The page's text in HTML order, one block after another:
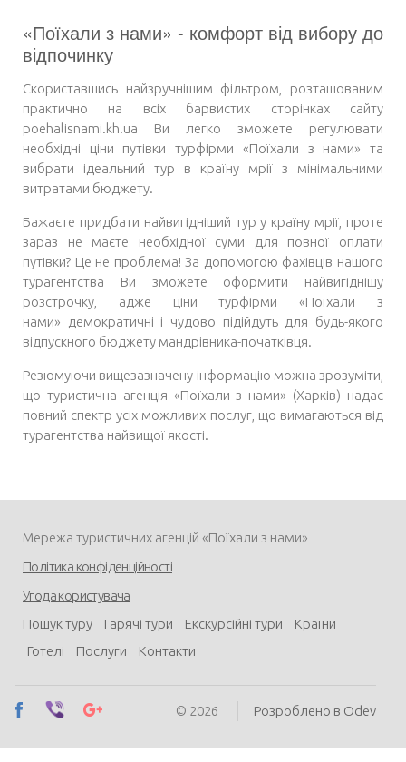
«Поїхали з нами» - комфорт від вибору до
відпочинку
Скориставшись найзручнішим фільтром, розташованим
практично на всіх барвистих сторінках сайту
poehalisnami.kh.ua Ви легко зможете регулювати
необхідні ціни путівки турфірми «Поїхали з нами» та
вибрати ідеальний тур в країну мрії з мінімальними
витратами бюджету.
Бажаєте придбати найвигідніший тур у країну мрії, проте
зараз не маєте необхідної суми для повної оплати
путівки? Це не проблема! За допомогою фахівців нашого
турагентства Ви зможете оформити найвигіднішу
розстрочку, адже ціни турфірми «Поїхали з
нами» демократичні і чудово підійдуть для будь-якого
відпускного бюджету мандрівника-початківця.
Резюмуючи вищезазначену інформацію можна зрозуміти,
що туристична агенція «Поїхали з нами» (Харків) надає
повний спектр усіх можливих послуг, що вимагаються від
турагентства найвищої якості.
Мережа туристичних агенцій «Поїхали з нами»
Політика конфіденційності
Угода користувача
Пошук туру
Гарячі тури Екскурсійні тури
Країни
Готелі
Послуги Контакти
© 2026 Розроблено в Odev